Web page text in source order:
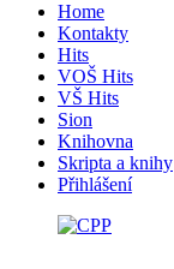
Home
Kontakty
Hits
VOŠ Hits
VŠ Hits
Sion
Knihovna
Skripta a knihy
Přihlášení